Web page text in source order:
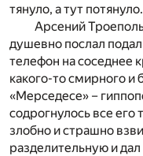
тянуло, а тут потянуло.
Арсений
душевно послал
телефон на соседнее
какого-то смирного и
«Мерседесе» –
содрогнулось все
злобно и страшно
разделительную и дал